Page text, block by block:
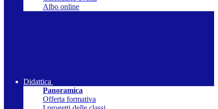
Albo online
Didattica
Panoramica
Offerta formativa